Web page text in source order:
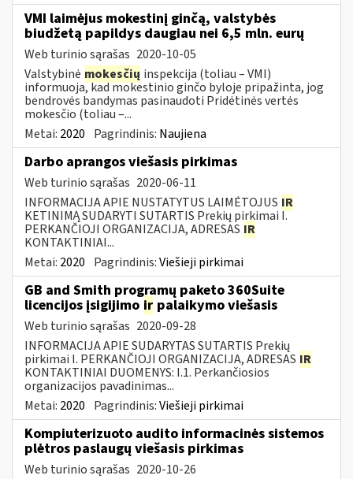
VMI laimėjus mokestinį ginčą, valstybės
biudžetą papildys daugiau nei 6,5 mln. eurų
Web turinio sąrašas 2020-10-05
Valstybinė mokesčių inspekcija (toliau – VMI)
informuoja, kad mokestinio ginčo byloje pripažinta, jog
bendrovės bandymas pasinaudoti Pridėtinės vertės
mokesčio (toliau –...
Metai: 2020 Pagrindinis: Naujiena
Darbo aprangos viešasis pirkimas
Web turinio sąrašas 2020-06-11
INFORMACIJA APIE NUSTATYTUS LAIMĖTOJUS IR
KETINIMĄ SUDARYTI SUTARTIS Prekių pirkimai I.
PERKANČIOJI ORGANIZACIJA, ADRESAS IR
KONTAKTINIAI...
Metai: 2020 Pagrindinis:Viešieji pirkimai
GB and Smith programų paketo 360Suite
licencijos įsigijimo ir palaikymo viešasis
Web turinio sąrašas 2020-09-28
INFORMACIJA APIE SUDARYTAS SUTARTIS Prekių
pirkimai I. PERKANČIOJI ORGANIZACIJA, ADRESAS IR
KONTAKTINIAI DUOMENYS: I.1. Perkančiosios
organizacijos pavadinimas...
Metai: 2020 Pagrindinis:Viešieji pirkimai
Kompiuterizuoto audito informacinės sistemos
plėtros paslaugų viešasis pirkimas
Web turinio sąrašas 2020-10-26